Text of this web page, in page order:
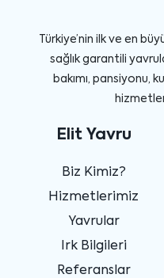
Türkiye’nin ilk ve en
sağlık garantili
bakımı, pansiyonu,
Elit Yavru
Biz Kimiz?
Hizmetlerimiz
Yavrular
Irk Bilgileri
Referanslar